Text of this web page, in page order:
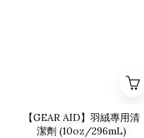
【GEAR AID】羽絨專用清
潔劑 (10oz/296mL)